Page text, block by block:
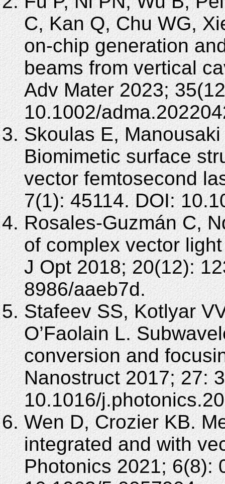
C, Kan Q, Chu WG,
on-chip generation
beams from vertical
Adv Mater 2023;
10.1002/
Skoulas E,
Biomimetic surface
vector femtosecond
7(1): 45114. DOI:
Rosales-Guzmán C,
of complex vector
J Opt 2018; 20(12):
8986/aaeb7d.
Stafeev SS, Kotlyar
O’Faolain L.
conversion and
Nanostruct 2017; 27:
10.1016/
Wen D, Crozier KB.
integrated and with
Photonics 2021; 6(8):